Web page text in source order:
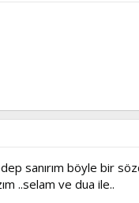
sanırım böyle bir
..selam ve dua ile..